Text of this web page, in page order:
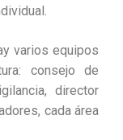
varios equipos
consejo de
director
cada área